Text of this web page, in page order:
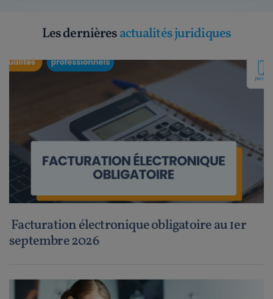
Les dernièresactualités juridiques
Facturation électronique obligatoire au 1er
septembre 2026